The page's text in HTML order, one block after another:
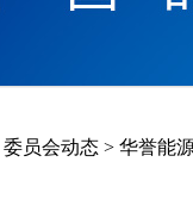
委员会动态 > 华誉能